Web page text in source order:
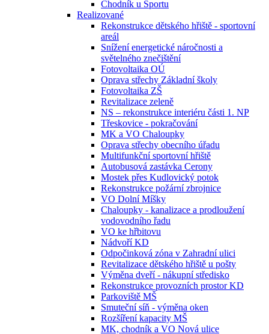
Chodník u Sportu
Realizované
Rekonstrukce dětského hřiště - sportovní
areál
Snížení energetické náročnosti a
světelného znečištění
Fotovoltaika OÚ
Oprava střechy Základní školy
Fotovoltaika ZŠ
Revitalizace zeleně
NS – rekonstrukce interiéru části 1. NP
Třeskovice - pokračování
MK a VO Chaloupky
Oprava střechy obecního úřadu
Multifunkční sportovní hřiště
Autobusová zastávka Cerony
Mostek přes Kudlovický potok
Rekonstrukce požární zbrojnice
VO Dolní Míšky
Chaloupky - kanalizace a prodloužení
vodovodního řadu
VO ke hřbitovu
Nádvoří KD
Odpočinková zóna v Zahradní ulici
Revitalizace dětského hřiště u pošty
Výměna dveří - nákupní středisko
Rekonstrukce provozních prostor KD
Parkoviště MŠ
Smuteční síň - výměna oken
Rozšíření kapacity MŠ
MK, chodník a VO Nová ulice